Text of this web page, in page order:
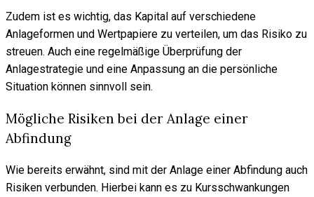
Zudem ist es wichtig, das Kapital auf verschiedene
Anlageformen und Wertpapiere zu verteilen, um das Risiko zu
streuen. Auch eine regelmäßige Überprüfung der
Anlagestrategie und eine Anpassung an die persönliche
Situation können sinnvoll sein.
Mögliche Risiken bei der Anlage einer
Abfindung
Wie bereits erwähnt, sind mit der Anlage einer Abfindung auch
Risiken verbunden. Hierbei kann es zu Kursschwankungen